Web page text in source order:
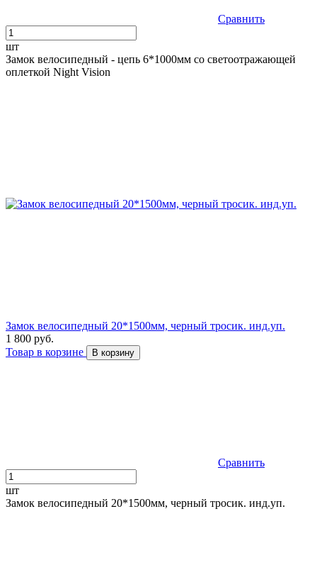
Сравнить
шт
Замок велосипедный - цепь 6*1000мм со светоотражающей
оплеткой Night Vision
Замок велосипедный 20*1500мм, черный тросик. инд.уп.
1 800 руб.
Товар в корзине
В корзину
Сравнить
шт
Замок велосипедный 20*1500мм, черный тросик. инд.уп.